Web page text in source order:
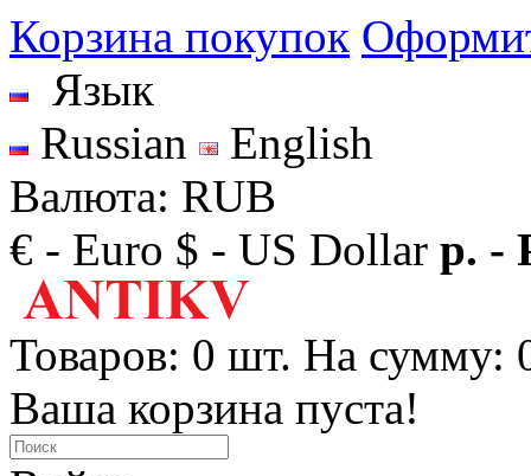
Корзина покупок
Язык
Russian
English
Валюта: RUB
€ - Euro $ - US Dollar р. -
Товаров: 0 шт. На сумму:
Ваша корзина пуста!